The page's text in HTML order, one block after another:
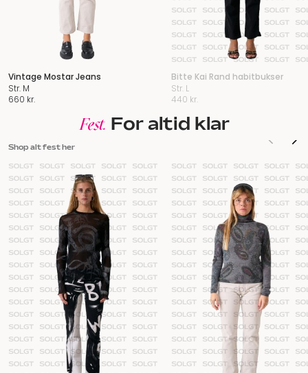
Vintage Mostar Jeans
Str. M
660 kr.
Bitte Kai Rand habitbukser
Str. L
440 kr.
Fest. For altid klar
Shop alt fest her